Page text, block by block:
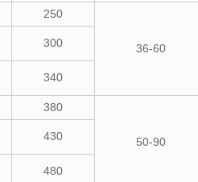
250
36-60
300
340
380
50-90
430
480